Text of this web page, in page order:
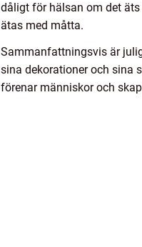
dåligt för hälsan om det
ätas med måtta.
Sammanfattningsvis är
sina dekorationer och sina
förenar människor och